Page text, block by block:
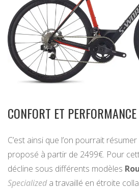
CONFORT ET PERFORMANCE
C’est ainsi que l’on pourrait
proposé à partir de 2499€. Pour
décline sous différents modèles
Specializeda travaillé en étroite